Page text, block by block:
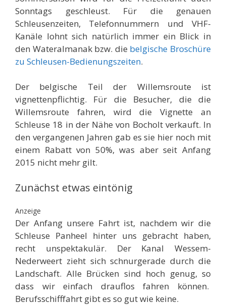
Sonntags geschleust. Für die genauen
Schleusenzeiten, Telefonnummern und VHF-
Kanäle lohnt sich natürlich immer ein Blick in
den Wateralmanak bzw. die belgische Broschüre
zu Schleusen-Bedienungszeiten.
Der belgische Teil der Willemsroute ist
vignettenpflichtig. Für die Besucher, die die
Willemsroute fahren, wird die Vignette an
Schleuse 18 in der Nähe von Bocholt verkauft. In
den vergangenen Jahren gab es sie hier noch mit
einem Rabatt von 50%, was aber seit Anfang
2015 nicht mehr gilt.
Zunächst etwas eintönig
Anzeige
Der Anfang unsere Fahrt ist, nachdem wir die
Schleuse Panheel hinter uns gebracht haben,
recht unspektakulär. Der Kanal Wessem-
Nederweert zieht sich schnurgerade durch die
Landschaft. Alle Brücken sind hoch genug, so
dass wir einfach drauflos fahren können.
Berufsschifffahrt gibt es so gut wie keine.